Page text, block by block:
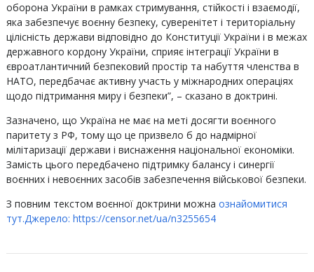
оборона України в рамках стримування, стійкості і взаємодії,
яка забезпечує воєнну безпеку, суверенітет і територіальну
цілісність держави відповідно до Конституції України і в межах
державного кордону України, сприяє інтеграції України в
євроатлантичний безпековий простір та набуття членства в
НАТО, передбачає активну участь у міжнародних операціях
щодо підтримання миру і безпеки”, – сказано в доктрині.
Зазначено, що Україна не має на меті досягти воєнного
паритету з РФ, тому що це призвело б до надмірної
мілітаризації держави і виснаження національної економіки.
Замість цього передбачено підтримку балансу і синергії
воєнних і невоєнних засобів забезпечення військової безпеки.
З повним текстом воєнної доктрини можна ознайомитися
тут.Джерело: https://censor.net/ua/n3255654